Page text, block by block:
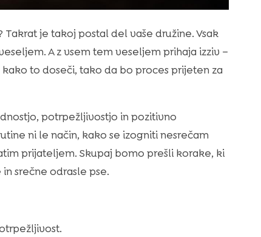
je takoj postal del vaše družine. Vsak
A z vsem tem veseljem prihaja izziv –
to doseči, tako da bo proces prijeten za
potrpežljivostjo in pozitivno
ni le način, kako se izogniti nesrečam
prijateljem. Skupaj bomo prešli korake, ki
srečne odrasle pse.